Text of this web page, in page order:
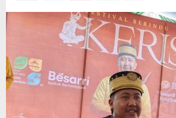
Leluhur